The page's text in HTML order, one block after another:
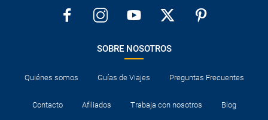
SOBRE NOSOTROS
Quiénes somos Guías de Viajes Preguntas Frecuentes
Contacto Afiliados Trabaja con nosotros Blog